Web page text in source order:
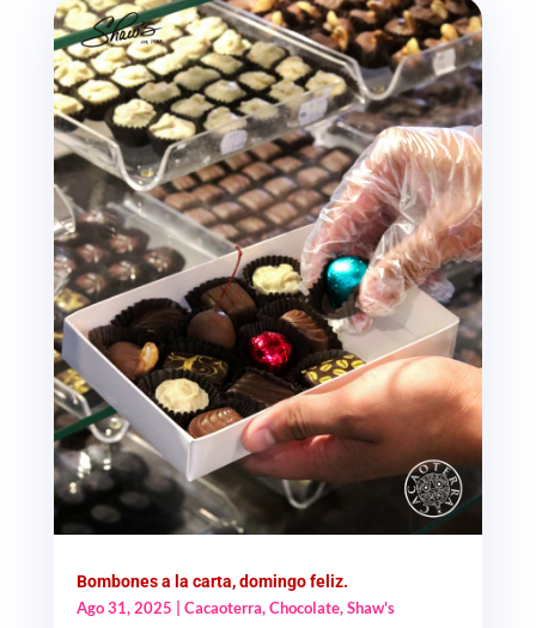
Bombones a la carta, domingo feliz.
Ago 31, 2025
Cacaoterra,Chocolate,Shaw's